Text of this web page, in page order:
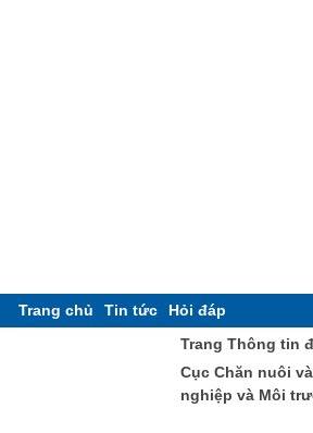
Trang chủ Tin tức
Hỏi đáp
Trang Thông tin
Cục Chăn nuôi
nghiệp và Môi